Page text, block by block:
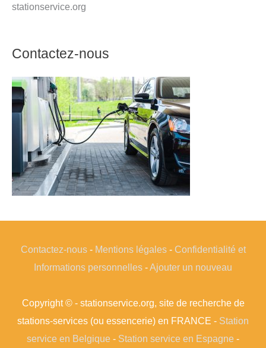
stationservice.org
Contactez-nous
Contactez-nous- Mentions légales- Confidentialité et
Informations personnelles -Ajouter un nouveau
Copyright © - stationservice.org, site de recherche de
stations-services (ou essencerie) en FRANCE - Station
service en Belgique - Station service en Espagne -